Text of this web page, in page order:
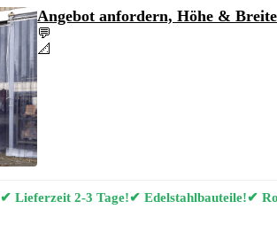
Angebot anfordern, Höhe &
💬
📐
✔ Lieferzeit 2-3 Tage!✔ Edelstahlbauteile!✔